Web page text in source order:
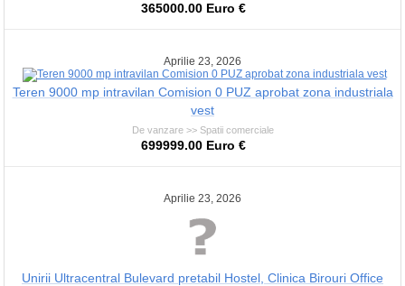
365000.00 Euro €
Aprilie 23, 2026
Teren 9000 mp intravilan Comision 0 PUZ aprobat zona industriala
vest
De vanzare >> Spatii comerciale
699999.00 Euro €
Aprilie 23, 2026
Unirii Ultracentral Bulevard pretabil Hostel, Clinica Birouri Office